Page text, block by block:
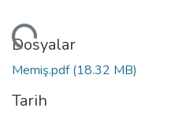
Dosyalar
Memiş.pdf(18.32 MB)
Tarih